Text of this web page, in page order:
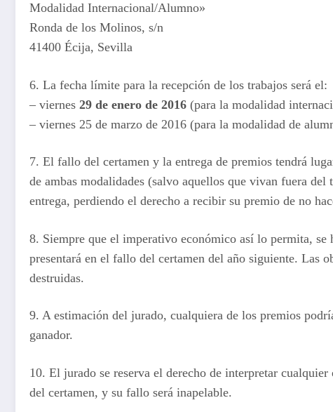
Modalidad Internacional/Alumno»
Ronda de los Molinos, s/n
41400 Écija, Sevilla
6. La fecha límite para la recepción de los trabajos será el:
– viernes 29 de enero de 2016 (para la modalidad
– viernes 25 de marzo de 2016 (para la modalidad de
7. El fallo del certamen y la entrega de premios tendrá
de ambas modalidades (salvo aquellos que vivan fuera
entrega, perdiendo el derecho a recibir su premio de no
8. Siempre que el imperativo económico así lo permita, se
presentará en el fallo del certamen del año siguiente. Las
destruidas.
9. A estimación del jurado, cualquiera de los premios
ganador.
10. El jurado se reserva el derecho de interpretar
del certamen, y su fallo será inapelable.